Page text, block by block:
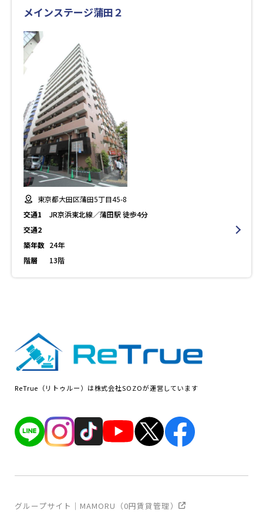
メインステージ蒲田２
東京都大田区蒲田5丁目45-8
交通1
JR京浜東北線／蒲田駅 徒歩4分
交通2
築年数 24年
階層
13階
ReTrue（リトゥルー）は株式会社SOZOが運営しています
グループサイト｜MAMORU（0円賃貸管理）